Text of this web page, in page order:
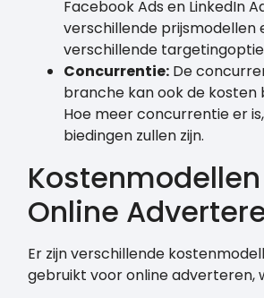
Facebook Ads en LinkedIn
verschillende prijsmodellen
verschillende
Concurrentie: De
branche kan ook de kosten
Hoe meer concurrentie er
biedingen zullen zijn.
Online
Er zijn verschillende
gebruikt voor online adverteren,